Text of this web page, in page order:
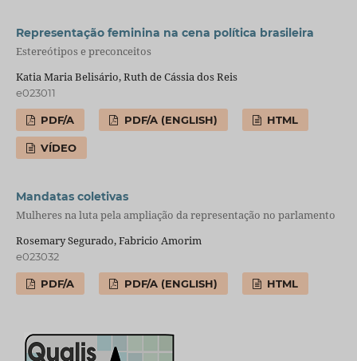
Representação feminina na cena política brasileira
Estereótipos e preconceitos
Katia Maria Belisário, Ruth de Cássia dos Reis
e023011
PDF/A PDF/A (ENGLISH) HTML
VÍDEO
Mandatas coletivas
Mulheres na luta pela ampliação da representação no parlamento
Rosemary Segurado, Fabricio Amorim
e023032
PDF/A PDF/A (ENGLISH) HTML